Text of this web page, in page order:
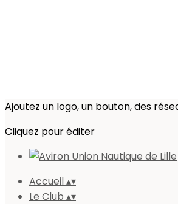
Ajoutez un logo, un bouton, des
Cliquez pour éditer
Accueil▴▾
Le Club ▴▾